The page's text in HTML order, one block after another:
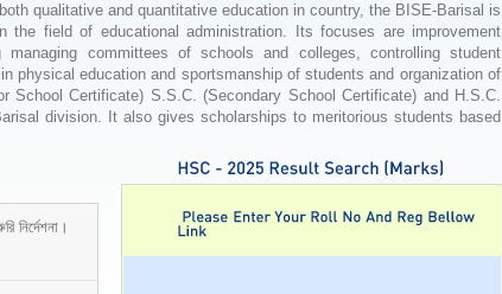
qualitative and quantitative education in country, the BISE-Barisal is
field of educational administration. Its focuses are improvement
committees of schools and colleges, controlling student
physical education and sportsmanship of students and organization of
School Certificate) S.S.C. (Secondary School Certificate) and H.S.C.
division. It also gives scholarships to meritorious students based
নির্দেশনা।